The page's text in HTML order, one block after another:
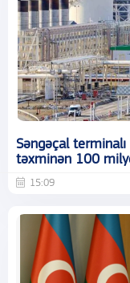
Səngəçal
təxminən 100
15:09